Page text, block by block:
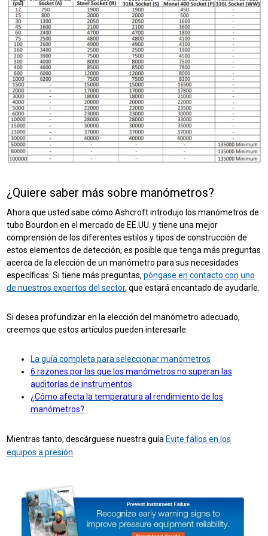
¿Quiere saber más sobre manómetros?
Ahora que usted sabe cómo Ashcroft introdujo los manómetros de
tubo Bourdon en el mercado de EE.UU. y tiene una mejor
comprensión de los diferentes estilos y tipos de construcción de
estos elementos de detección, es posible que tenga más preguntas
acerca de la elección de un manómetro para sus necesidades
específicas. Si tiene más preguntas,póngase en contacto con uno
de nuestros expertos del sector, que estará encantado de ayudarle.
Si desea profundizar en la elección del manómetro adecuado,
creemos que estos artículos pueden interesarle:
La guía completa para seleccionar manómetros
6 razones por las que los manómetros no superan las
auditorías de instrumentos
¿Cómo afecta la temperatura al rendimiento de los
manómetros?
Mientras tanto, descárguese nuestra guía Evite fallos en los
equipos a presión.